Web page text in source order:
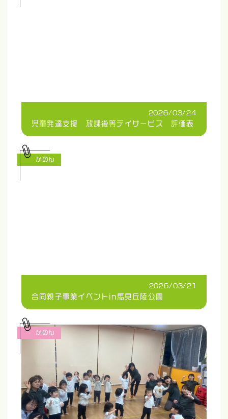
2026/03/24
児童発達支援 放課後等デイサービス 評価表
2026/03/21
合同親子事業イベントin馬見丘陵公園
かのん
かのん